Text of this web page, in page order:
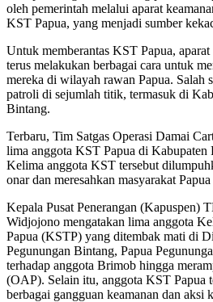
oleh pemerintah melalui aparat
KST Papua, yang menjadi sumber
Untuk memberantas KST Papua,
terus melakukan berbagai cara untuk
mereka di wilayah rawan Papua. Salah
patroli di sejumlah titik, termasuk di
Bintang.
Terbaru, Tim Satgas Operasi Damai
lima anggota KST Papua di Kabupaten
Kelima anggota KST tersebut
onar dan meresahkan masyarakat
Kepala Pusat Penerangan (Kapuspen)
Widjojono mengatakan lima anggota
Papua (KSTP) yang ditembak mati di
Pegunungan Bintang, Papua
terhadap anggota Brimob hingga
(OAP). Selain itu, anggota KST Papua
berbagai gangguan keamanan dan aksi